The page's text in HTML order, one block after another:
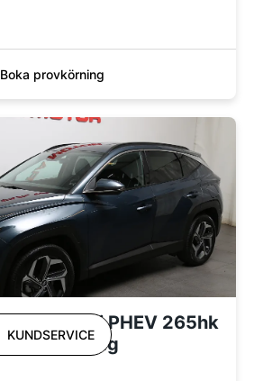
Boka provkörning
1,6T-GDi PHEV 265hk
360° Drag
KUNDSERVICE